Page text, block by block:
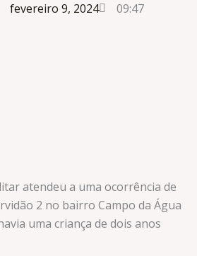
fevereiro 9, 2024 09:47
atendeu a uma ocorrência de
2 no bairro Campo da Água
uma criança de dois anos